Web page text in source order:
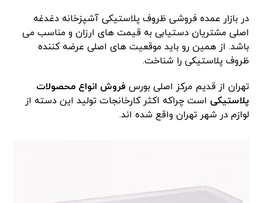
در بازار عمده فروشی ظروف پلاستیکی آشپزخانه دغدغه
اصلی مشتریان دستیابی به قیمت های ارزان و مناسب می
باشد. از همین رو باید موقعیت های اصلی عرضه کننده
ظروف پلاستیکی را شناخت.
تهران از قدیم مرکز اصلی بورس فروش انواع محصولات
پلاستیکی است چراکه اکثر کارخانجات تولید این دسته از
لوازم در شهر تهران واقع شده اند.